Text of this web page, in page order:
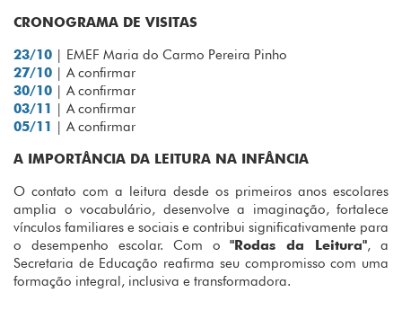
CRONOGRAMA DE VISITAS
23/10 | EMEF Maria do Carmo Pereira Pinho
27/10 | A confirmar
30/10 | A confirmar
03/11 | A confirmar
05/11 | A confirmar
A IMPORTÂNCIA DA LEITURA NA INFÂNCIA
O contato com a leitura desde os primeiros anos escolares
amplia o vocabulário, desenvolve a imaginação, fortalece
vínculos familiares e sociais e contribui significativamente para
o desempenho escolar. Com o"Rodas da Leitura", a
Secretaria de Educação reafirma seu compromisso com uma
formação integral, inclusiva e transformadora.